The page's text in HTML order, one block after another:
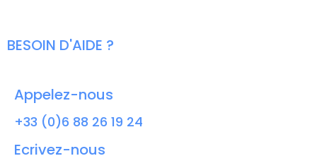
BESOIN D'AIDE ?
Appelez-nous
+33 (0)6 88 26 19 24
Ecrivez-nous